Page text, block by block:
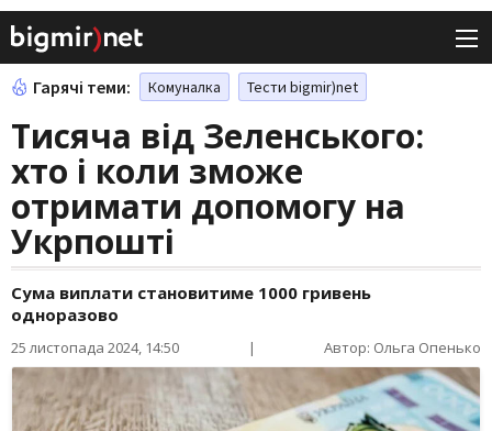
Гарячі теми: Комуналка Тести bigmir)net
Тисяча від Зеленського:
хто і коли зможе
отримати допомогу на
Укрпошті
Сума виплати становитиме 1000 гривень
одноразово
25 листопада 2024, 14:50 | Автор: Ольга Опенько